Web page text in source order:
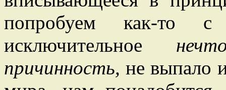
попробуем как-то
исключительное
причинность, не выпало